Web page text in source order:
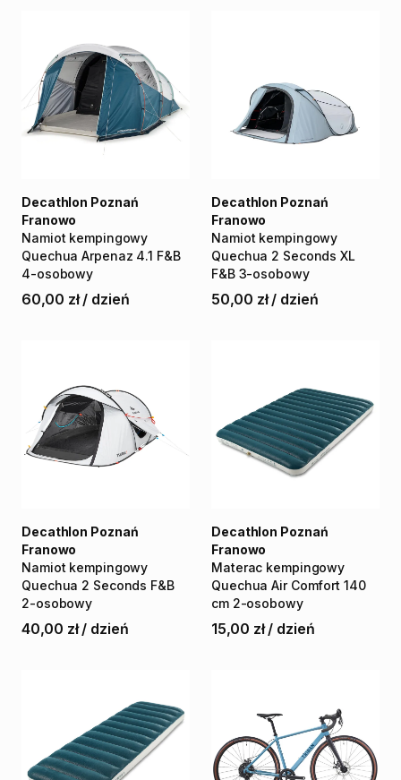
Namiot kempingowy
Quechua Arpenaz 4.1 F&B
4-osobowy
Decathlon Poznań
Franowo
60,00 zł / dzień
Namiot kempingowy
Quechua 2 Seconds XL
F&B 3-osobowy
Decathlon Poznań
Franowo
50,00 zł / dzień
Namiot kempingowy
Quechua 2 Seconds F&B
2-osobowy
Decathlon Poznań
Franowo
40,00 zł / dzień
Materac kempingowy
Quechua Air Comfort 140
cm 2-osobowy
Decathlon Poznań
Franowo
15,00 zł / dzień